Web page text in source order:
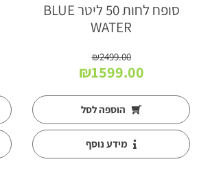
סופח לחות 50 ליטר BLUE
WATER
₪2499.00
המחיר
היה:
₪2499.00.
₪1599.00
הוא:
₪1599.00. הוספה לסל
מידע נוסף